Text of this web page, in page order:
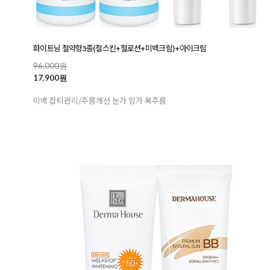
화이트닝 절약형3종(절스킨+절로션+미백크림)+아이크림
96,000원
17,900원
미백 잡티관리/주름개선 눈가 입가 목주름